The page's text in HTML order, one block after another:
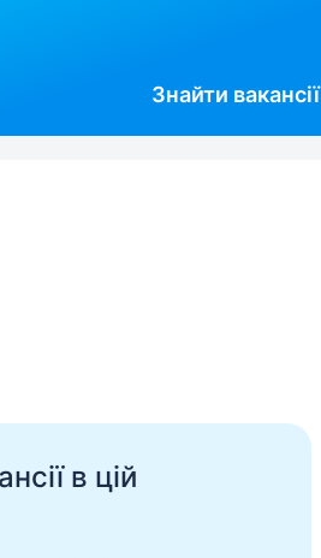
Знайти вакансії
в цій